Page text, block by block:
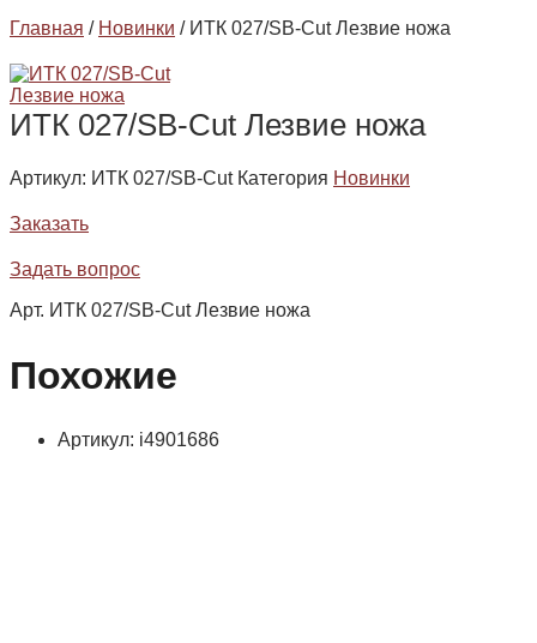
Главная / Новинки / ИТК 027/SB-Cut Лезвие ножа
ИТК 027/SB-Cut Лезвие ножа
Артикул: ИТК 027/SB-Cut Категория Новинки
Заказать
Задать вопрос
Арт. ИТК 027/SB-Cut Лезвие ножа
Похожие
Артикул: i4901686